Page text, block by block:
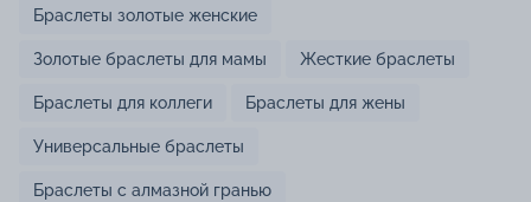
Браслеты золотые женские
Золотые браслеты для мамы Жесткие браслеты
Браслеты для коллеги Браслеты для жены
Универсальные браслеты
Браслеты с алмазной гранью